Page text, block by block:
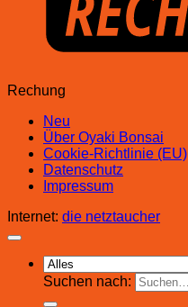
Rechung
Neu
Über Oyaki Bonsai
Cookie-Richtlinie (EU)
Datenschutz
Impressum
Internet: die netztaucher
Suchen nach: